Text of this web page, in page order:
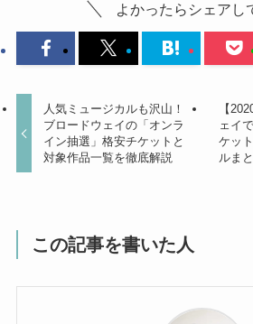
よかったらシェアし
人気ミュージカルも沢山！
ブロードウェイの「オンラ
イン抽選」格安チケットと
対象作品一覧を徹底解説
【
ェイ
ケッ
ルま
この記事を書いた人